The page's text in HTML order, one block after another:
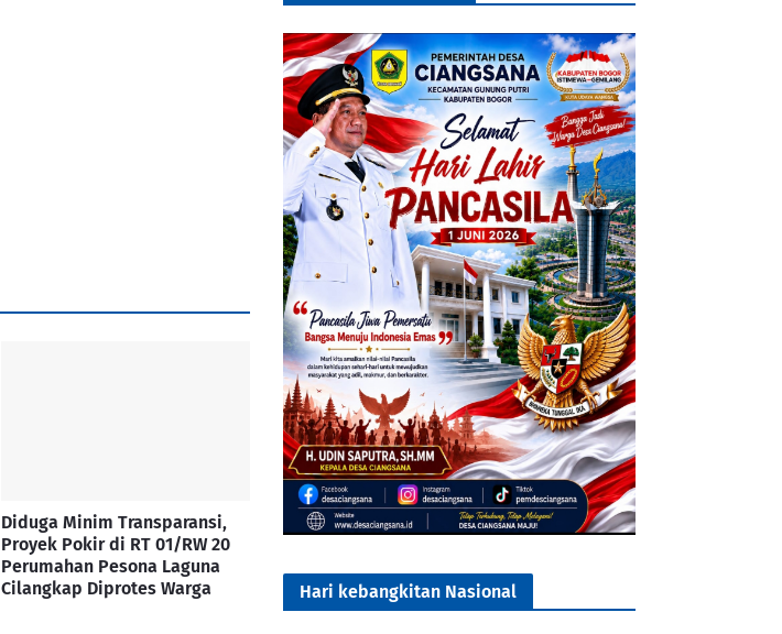
Diduga Minim Transparansi,
Proyek Pokir di RT 01/RW 20
Perumahan Pesona Laguna
Cilangkap Diprotes Warga
Hari kebangkitan Nasional